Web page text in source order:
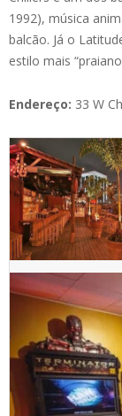
1992), música
balcão. Já o
estilo mais
Endereço: 33 W